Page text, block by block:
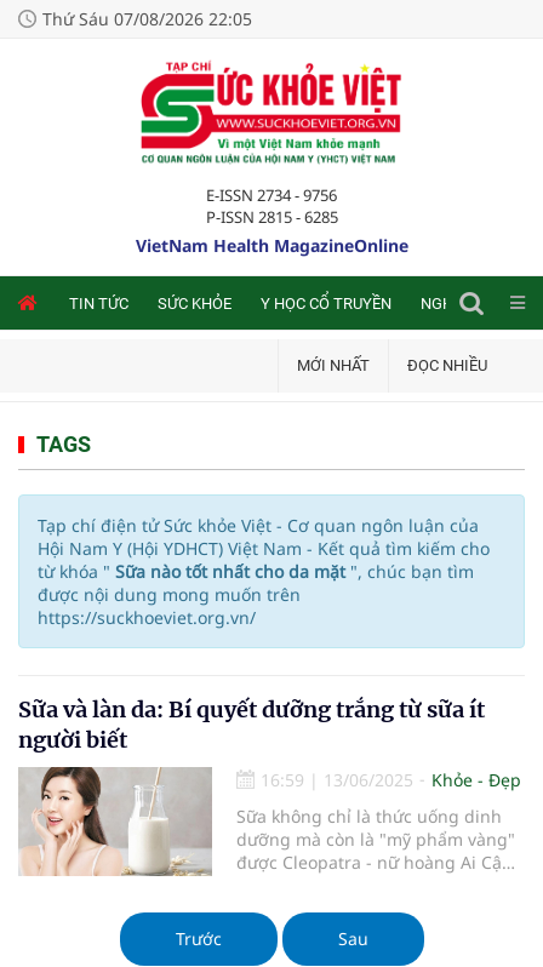
Thứ Sáu 07/08/2026 22:05
E-ISSN 2734 - 9756
P-ISSN 2815 - 6285
VietNam Health MagazineOnline
TIN TỨC SỨC KHỎE Y HỌC CỔ TRUYỀN NGHIÊN CỨU
MỚI NHẤT ĐỌC NHIỀU
TAGS
Tạp chí điện tử Sức khỏe Việt - Cơ quan ngôn luận của
Hội Nam Y (Hội YDHCT) Việt Nam - Kết quả tìm kiếm cho
từ khóa " Sữa nào tốt nhất cho da mặt ", chúc bạn tìm
được nội dung mong muốn trên
https://suckhoeviet.org.vn/
Sữa và làn da: Bí quyết dưỡng trắng từ sữa ít
người biết
16:59 | 13/06/2025
Khỏe - Đẹp
Sữa không chỉ là thức uống dinh
dưỡng mà còn là "mỹ phẩm vàng"
được Cleopatra - nữ hoàng Ai Cập
mịn như ngọc. Nghiên cứu từ Đại
học Harvard cho thấy những người
thường xuyên dùng sữa và sản
Trước Sau